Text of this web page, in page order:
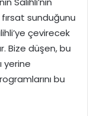
fırsat sunduğunu
çevirecek
Bize düşen, bu
yerine
bu